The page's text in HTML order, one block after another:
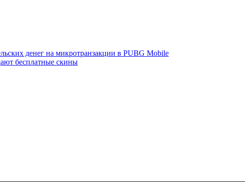
денег на микротранзакции в PUBG Mobile
бесплатные скины